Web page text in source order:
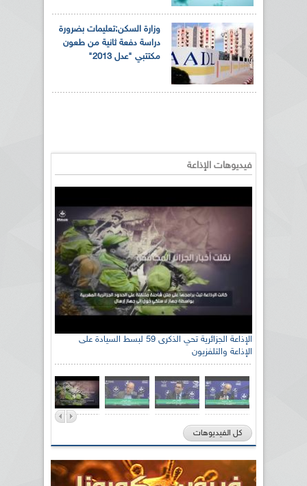
وزارة السكن:تعليمات بضرورة
دراسة دفعة ثانية من طعون
مكتتبي "عدل 2013"
فيديوهات الإذاعة
الإذاعة الجزائرية تحي الذكرى 59 لبسط السيادة على
الإذاعة والتلفزيون
كل الفيديوهات